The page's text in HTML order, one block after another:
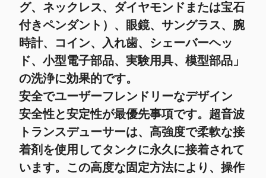
グ、ネックレス、ダイヤモンドまたは宝石
付きペンダント）、眼鏡、サングラス、腕
時計、コイン、入れ歯、シェーバーヘッ
ド、小型電子部品、実験用具、模型部品 」
の洗浄に効果的です。
安全でユーザーフレンドリーなデザイン
安全性と安定性が最優先事項です。超音波
トランスデューサーは、高強度で柔軟な接
着剤を使用してタンクに永久に接着されて
います。この高度な固定方法により、操作